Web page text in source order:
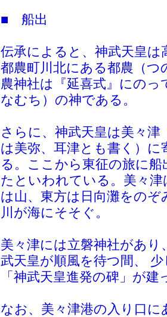
■ 船出
伝承によると、神武天皇は
都農町川北にある都農（
農神社は『延喜式』にの
なむち）の神である。
さらに、神武天皇は美々津
は美弥、耳津とも書く）に
る。ここから東征の旅に船
たといわれている。美々津
は山、東方は日向灘をのぞ
川が海にそそぐ。
美々津には立磐神社があ
武天皇が順風を待つ間、
「神武天皇進発の碑」が建
なお、美々津港の入り口